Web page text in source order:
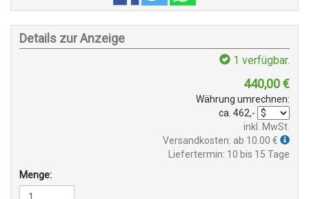
Details zur Anzeige
1 verfügbar.
440,00€
Währung umrechnen:
ca. 462,-
inkl. MwSt.
Versandkosten: ab 10.00 €
Liefertermin: 10 bis 15 Tage
Menge: